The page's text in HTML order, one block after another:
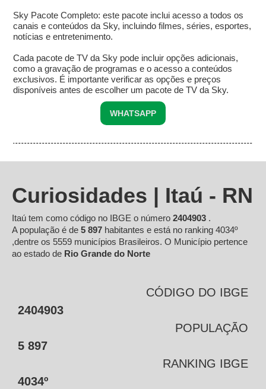
Sky Pacote Completo: este pacote inclui acesso a todos os
canais e conteúdos da Sky, incluindo filmes, séries, esportes,
notícias e entretenimento.
Cada pacote de TV da Sky pode incluir opções adicionais,
como a gravação de programas e o acesso a conteúdos
exclusivos. É importante verificar as opções e preços
disponíveis antes de escolher um pacote de TV da Sky.
WHATSAPP
Curiosidades | Itaú - RN
Itaú tem como código no IBGE o número 2404903 .
A população é de 5 897 habitantes e está no ranking 4034º
,dentre os 5559 municípios Brasileiros. O Município pertence
ao estado de Rio Grande do Norte
CÓDIGO DO IBGE
2404903
POPULAÇÃO
5 897
RANKING IBGE
4034º